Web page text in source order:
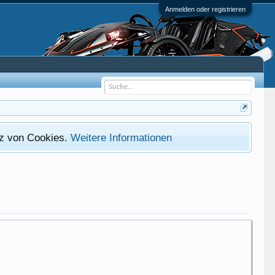
Anmelden oder registrieren
von Cookies.Weitere Informationen